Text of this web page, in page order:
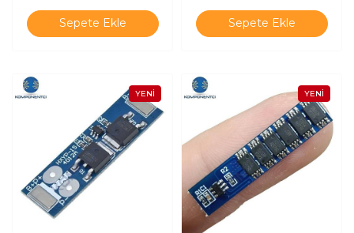
Sepete Ekle Sepete Ekle